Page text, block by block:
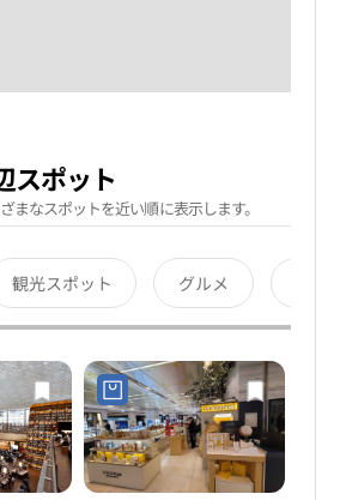
スポット
まなスポットを近い順に表示します。
観光スポット グルメ